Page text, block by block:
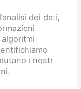
dei dati,
i nostri